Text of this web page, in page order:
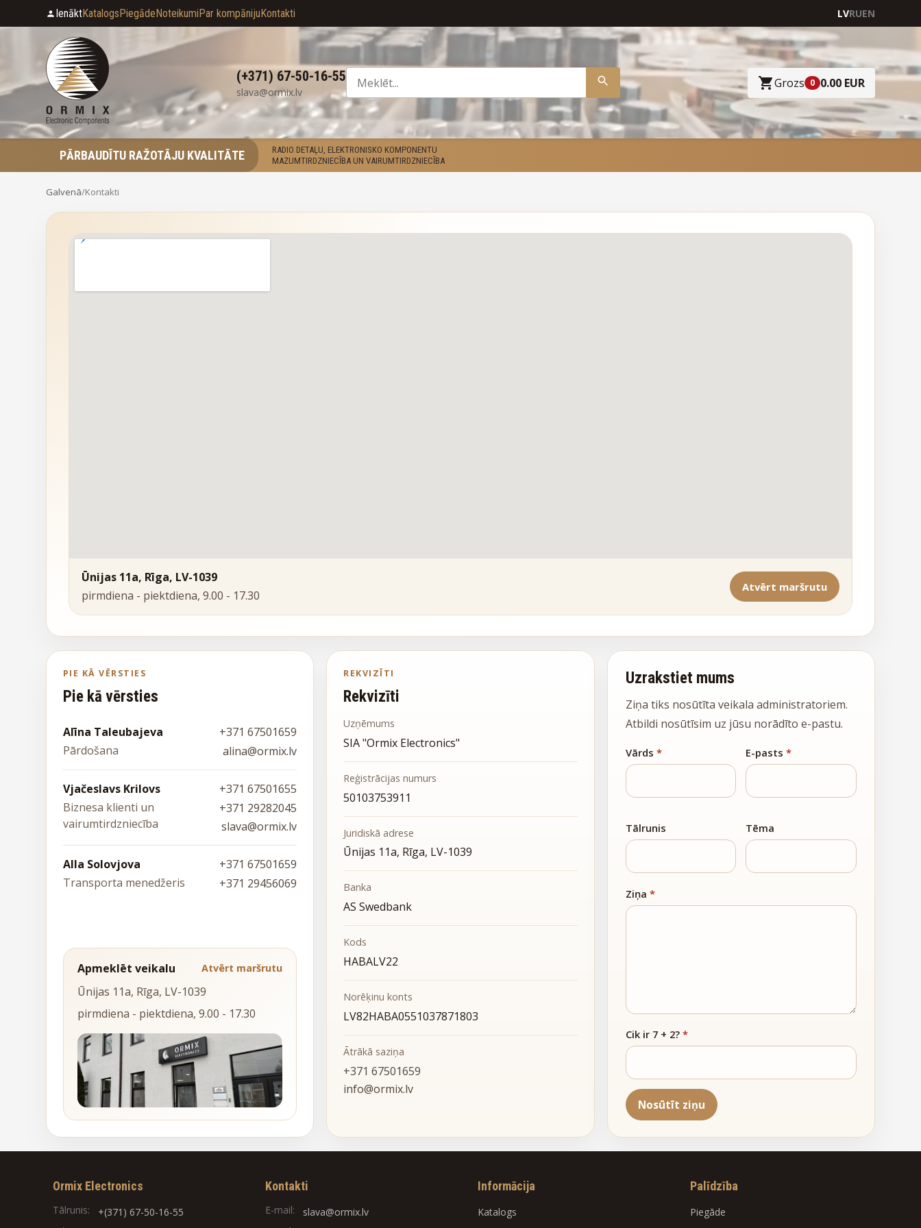
IenāktKatalogsPiegādeNoteikumiPar kompānijuKontakti LVRUEN
(+371) 67-50-16-55
slava@ormix.lv
Grozs 0 0.00 EUR
PĀRBAUDĪTU RAŽOTĀJU KVALITĀTE
RADIO DETAĻU, ELEKTRONISKO KOMPONENTU
MAZUMTIRDZNIECĪBA UN VAIRUMTIRDZNIECĪBA
Galvenā/Kontakti
Ūnijas 11a, Rīga, LV-1039
pirmdiena - piektdiena, 9.00 - 17.30
Atvērt maršrutu
PIE KĀ VĒRSTIES
Pie kā vērsties
Alīna Taleubajeva
Pārdošana
+371 67501659
alina@ormix.lv
Vjačeslavs Krilovs
Biznesa klienti un
vairumtirdzniecība
+371 67501655
+371 29282045
slava@ormix.lv
Alla Solovjova
Transporta menedžeris
+371 67501659
+371 29456069
Apmeklēt veikalu Atvērt maršrutu
Ūnijas 11a, Rīga, LV-1039
pirmdiena - piektdiena, 9.00 - 17.30
REKVIZĪTI
Rekvizīti
Uzņēmums
SIA "Ormix Electronics"
Reģistrācijas numurs
50103753911
Juridiskā adrese
Ūnijas 11a, Rīga, LV-1039
Banka
AS Swedbank
Kods
HABALV22
Norēķinu konts
LV82HABA0551037871803
Ātrākā saziņa
+371 67501659
info@ormix.lv
Uzrakstiet mums
Ziņa tiks nosūtīta veikala administratoriem.
Atbildi nosūtīsim uz jūsu norādīto e-pastu.
Vārds * E-pasts*
Tālrunis Tēma
Ziņa *
Cik ir 7 + 2? *
Nosūtīt ziņu
Ormix Electronics
Tālrunis:
+(371) 67-50-16-55
Kontakti
E-mail:
slava@ormix.lv
Informācija
Katalogs
Palīdzība
Piegāde